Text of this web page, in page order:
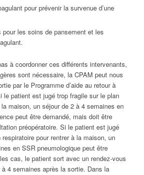
pour prévenir la survenue d’une
les soins de pansement et les
à coordonner ces différents intervenants,
sont nécessaire, la CPAM peut nous
par le Programme d’aide au retour à
le patient est jugé trop fragile sur le plan
maison, un séjour de 2 à 4 semaines en
peut être demandé, mais doit être
préopératoire. Si le patient est jugé
pour rentrer à la maison, un
en SSR pneumologique peut être
cas, le patient sort avec un rendez-vous
4 semaines après la sortie. Dans la